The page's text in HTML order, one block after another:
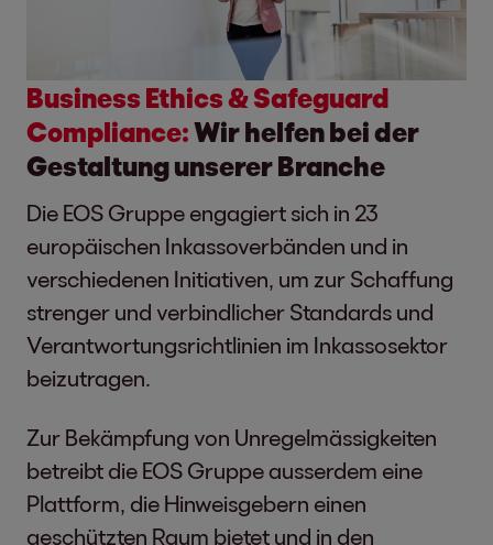
Business Ethics & Safeguard
Compliance:Wir helfen bei der
Gestaltung unserer Branche
Die EOS Gruppe engagiert sich in 23
europäischen Inkassoverbänden und in
verschiedenen Initiativen, um zur Schaffung
strenger und verbindlicher Standards und
Verantwortungsrichtlinien im Inkassosektor
beizutragen.
Zur Bekämpfung von Unregelmässigkeiten
betreibt die EOS Gruppe ausserdem eine
Plattform, die Hinweisgebern einen
geschützten Raum bietet und in den